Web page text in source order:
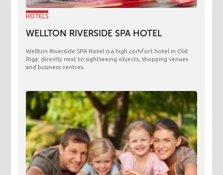
HOTELS
WELLTON RIVERSIDE SPA HOTEL
Wellton Riverside SPA Hotel is a high comfort hotel in Old
Riga: directly next to sightseeing objects, shopping venues
and business centres.